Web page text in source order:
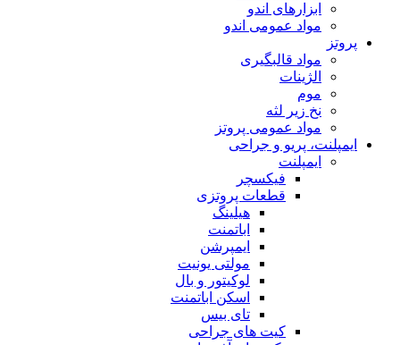
ابزارهای اندو
مواد عمومی اندو
پروتز
مواد قالبگیری
الژینات
موم
نخ زیر لثه
مواد عمومی پروتز
ایمپلنت، پریو و جراحی
ایمپلنت
فیکسچر
قطعات پروتزی
هیلینگ
اباتمنت
ایمپرشن
مولتی یونیت
لوکیتور و بال
اسکن اباتمنت
تای بیس
کیت های جراحی